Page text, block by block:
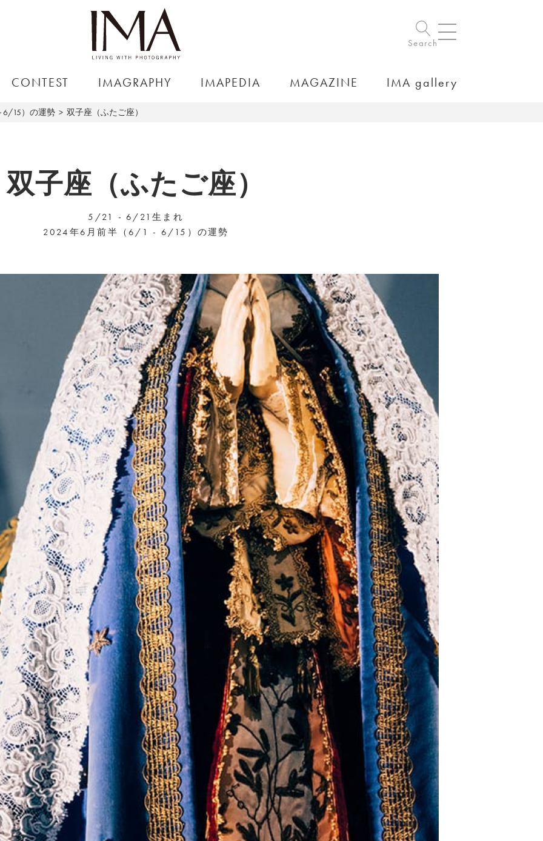
Search
CONTEST IMAGRAPHY IMAPEDIA MAGAZINE IMA gallery
15）の運勢 双子座（ふたご座）
双子座（ふたご座）
5/21 - 6/21生まれ
2024年6月前半（6/1 - 6/15）の運勢